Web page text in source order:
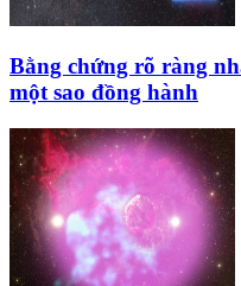
Bằng chứng rõ ràng
một sao đồng hành